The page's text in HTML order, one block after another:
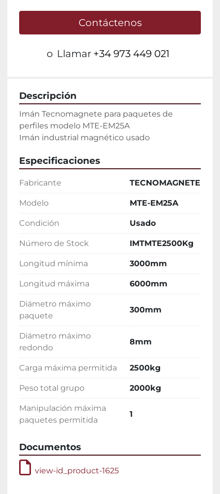
Contáctenos
o Llamar +34 973 449 021
Descripción
Imán Tecnomagnete para paquetes de
perfiles modelo MTE-EM25A
Imán industrial magnético usado
Especificaciones
Fabricante TECNOMAGNETE
Modelo MTE-EM25A
Condición Usado
Número de Stock IMTMTE2500Kg
Longitud mínima 3000mm
Longitud máxima 6000mm
Diámetro máximo
paquete
300mm
Diámetro máximo
redondo
8mm
Carga máxima permitida 2500kg
Peso total grupo 2000kg
Manipulación máxima
paquetes permitida
1
Documentos
view-id_product-1625